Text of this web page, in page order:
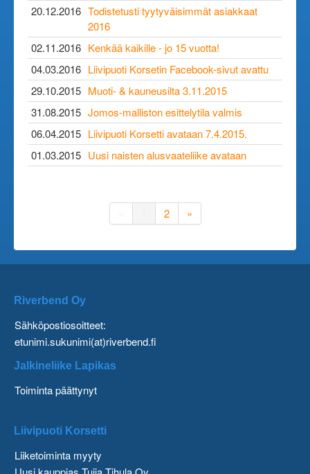
20.12.2016 Todistetusti tyytyväisimmät asiakkaat
2016
02.11.2016 Kenkää kaikille - jo 15 vuotta!
04.03.2016 Liivipuoti Korsetin Facebook-sivut avattu
29.10.2015 Muoti- & kauneusilta 3.11.2015
31.08.2015 Jomos-malliston esittelytila valmis
06.04.2015 Liivipuoti Korsetti avataan 7.4.2015.
01.03.2015 Uusi naisten alusvaateliike avataan
2 »
Riverbend Oy
Sähköpostiosoitteet:
etunimi.sukunimi(at)riverbend.fi
Jalkineliike Lapikas
Toiminta päättynyt
Liivipuoti Korsetti
Liiketoiminta myyty